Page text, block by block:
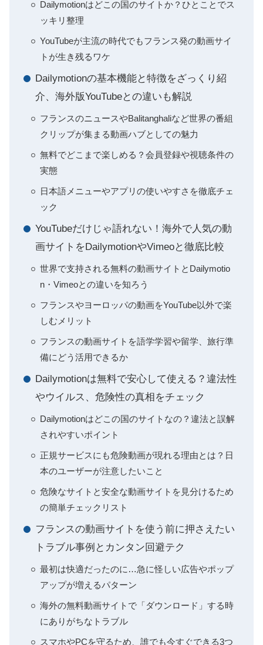
Dailymotionはどこの国のサイトか？ひとことでス
ッキリ整理
YouTubeが主流の時代でもフランス発の動画サイ
トが生き残るワケ
Dailymotionの基本機能と特徴をざっくり紹
介、海外版YouTubeとの違いも解説
フランスのニュースやBalitanghaliなど世界の番組
クリップが集まる動画ハブとしての魅力
無料でどこまで楽しめる？会員登録や視聴条件の
実態
日本語メニューやアプリの使いやすさを徹底チェ
ック
YouTubeだけじゃ語れない！海外で人気の動
画サイトをDailymotionやVimeoと徹底比較
世界で支持される無料の動画サイトとDailymotio
n・Vimeoとの違いを知ろう
フランスやヨーロッパの動画をYouTube以外で楽
しむメリット
フランスの動画サイトを語学学習や留学、旅行準
備にどう活用できるか
Dailymotionは無料で安心して使える？違法性
やウイルス、危険性の真相をチェック
Dailymotionはどこの国のサイトなの？違法と誤解
されやすいポイント
正規サービスにも危険動画が現れる理由とは？日
本のユーザーが注意したいこと
危険なサイトと安全な動画サイトを見分けるため
の簡単チェックリスト
フランスの動画サイトを使う前に押さえたい
トラブル事例とカンタン回避テク
最初は快適だったのに…急に怪しい広告やポップ
アップが増えるパターン
海外の無料動画サイトで「ダウンロード」する時
にありがちなトラブル
スマホやPCを守るため、誰でも今すぐできる3つ